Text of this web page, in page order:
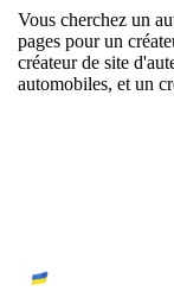
Vous cherchez un
pages pour un
créateur de site
automobiles, et un